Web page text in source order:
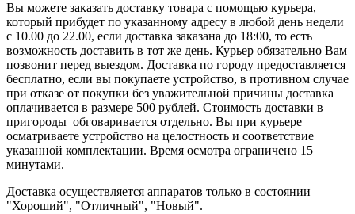
Вы можете заказать доставку товара с помощью курьера,
который прибудет по указанному адресу в любой день недели
с 10.00 до 22.00, если доставка заказана до 18:00, то есть
возможность доставить в тот же день. Курьер обязательно Вам
позвонит перед выездом. Доставка по городу предоставляется
бесплатно, если вы покупаете устройство, в противном случае
при отказе от покупки без уважительной причины доставка
оплачивается в размере 500 рублей. Стоимость доставки в
пригороды обговаривается отдельно. Вы при курьере
осматриваете устройство на целостность и соответствие
указанной комплектации. Время осмотра ограничено 15
минутами.
Доставка осуществляется аппаратов только в состоянии
"Хороший", "Отличный", "Новый".